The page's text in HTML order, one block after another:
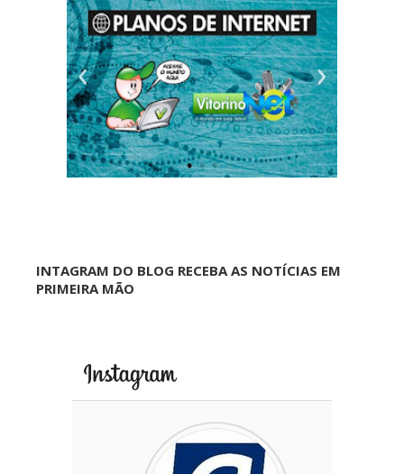
INTAGRAM DO BLOG RECEBA AS NOTÍCIAS EM
PRIMEIRA MÃO